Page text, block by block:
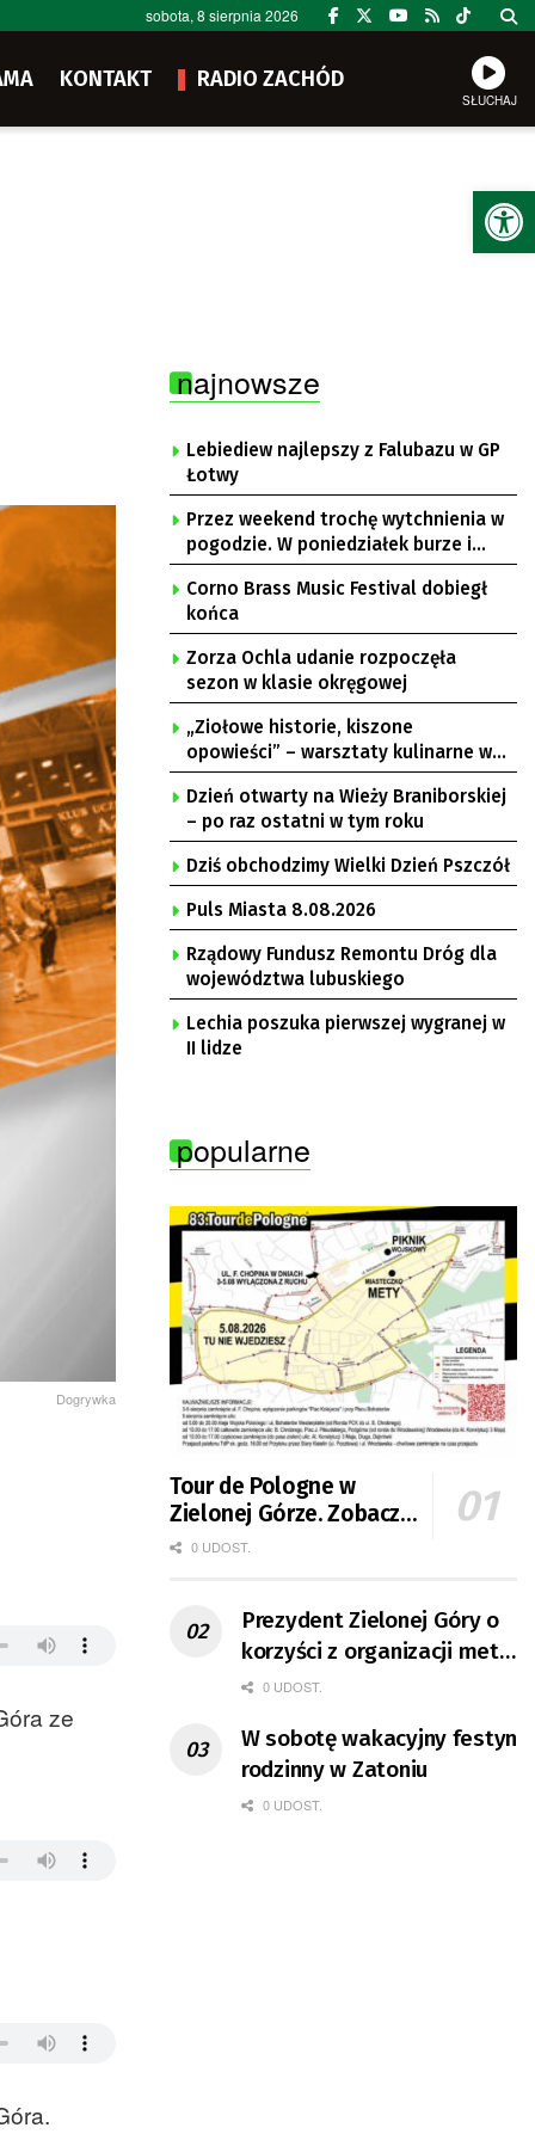
sobota, 8 sierpnia 2026
KONTAKT RADIO ZACHÓD
SŁUCHAJ
Dogrywka
ze
najnowsze
Lebiediew najlepszy z Falubazu w GP
Łotwy
Przez weekend trochę wytchnienia w
pogodzie. W poniedziałek burze i
upał
Corno Brass Music Festival dobiegł
końca
Zorza Ochla udanie rozpoczęła
sezon w klasie okręgowej
„Ziołowe historie, kiszone
opowieści” – warsztaty kulinarne w
Krępie
Dzień otwarty na Wieży Braniborskiej
– po raz ostatni w tym roku
Dziś obchodzimy Wielki Dzień Pszczół
Puls Miasta 8.08.2026
Rządowy Fundusz Remontu Dróg dla
województwa lubuskiego
Lechia poszuka pierwszej wygranej w
II lidze
popularne
Tour de Pologne w
Zielonej Górze. Zobacz
zmiany w organizacji
0 UDOST.
Prezydent Zielonej Góry o
korzyści z organizacji mety
Tour de Pologne
0 UDOST.
W sobotę wakacyjny festyn
rodzinny w Zatoniu
0 UDOST.